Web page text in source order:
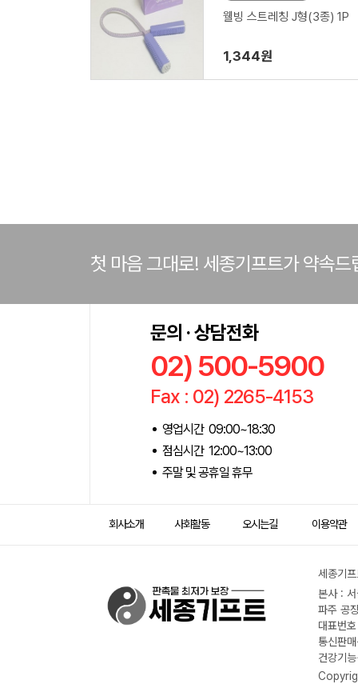
웰빙 스트레칭 J형(3종) 1P
1,344원
첫 마음 그대로! 세종기프트가 약속드
문의 · 상담전화
02) 500-5900
Fax : 02) 2265-4153
영업시간 09:00~18:30
점심시간 12:00~13:00
주말 및 공휴일 휴무
회사소개 사회활동 오시는길 이용약관
세종기
본사 :
파주 공
대표번
통신판
건강기